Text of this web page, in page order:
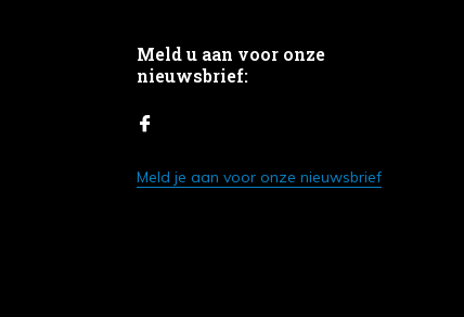
Meld u aan voor onze
nieuwsbrief:
Meld je aan voor onze nieuwsbrief